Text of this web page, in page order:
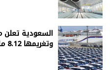
السعودية تعلن
وتغريمها 8.12 ملايين ريال